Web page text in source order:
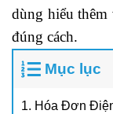
dùng hiểu thêm
đúng cách.
Mục lục
1. Hóa Đơn